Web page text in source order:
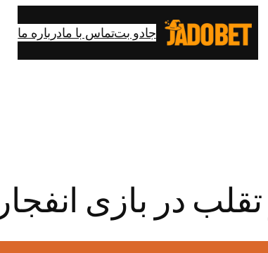
جادو بتتماس با مادرباره ما
در بازی انفجار